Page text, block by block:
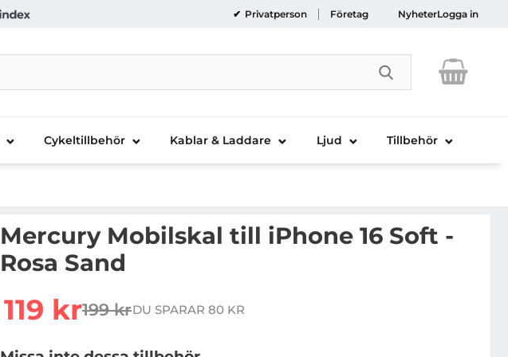
Privatperson Företag NyheterLogga in
Genomför
Cykeltillbehör Kablar & Laddare Ljud Tillbehör
Mercury Mobilskal till iPhone 16 Soft -
Rosa Sand
rea pris
119 krtidigare pris
199 krDU SPARAR 80 KR